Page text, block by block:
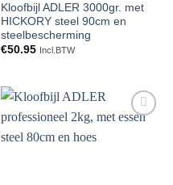
Kloofbijl ADLER 3000gr. met
HICKORY steel 90cm en
steelbescherming
€50.95 Incl.BTW